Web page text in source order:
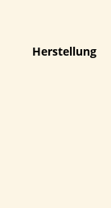
Herstellung